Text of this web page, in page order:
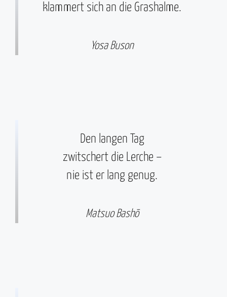
klammert sich an die Grashalme.
Yosa Buson
Den langen Tag
zwitschert die Lerche –
nie ist er lang genug.
Matsuo Bashō